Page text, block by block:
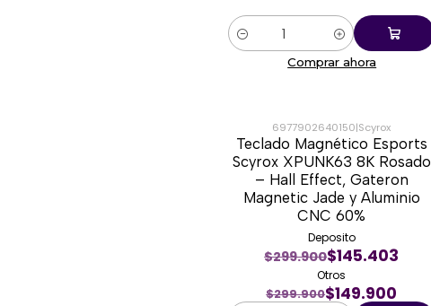
Cantidad
Comprar ahora
-50%
6977902640150|Scyrox
Teclado Magnético Esports
Scyrox XPUNK63 8K Rosado
– Hall Effect, Gateron
Magnetic Jade y Aluminio
CNC 60%
Deposito
$299.900$145.403
Otros
$299.900$149.900